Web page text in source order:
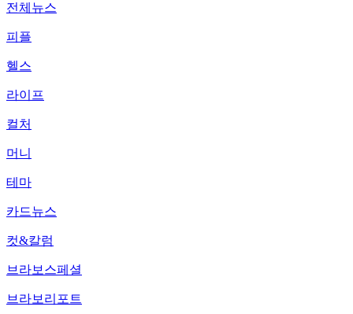
전체뉴스
피플
헬스
라이프
컬처
머니
테마
카드뉴스
컷&칼럼
브라보스페셜
브라보리포트